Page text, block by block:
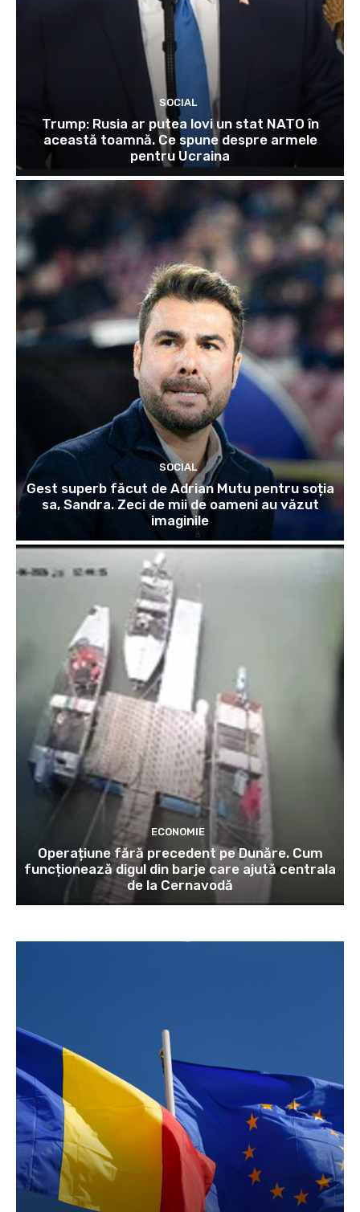
SOCIAL
Trump: Rusia ar putea lovi un stat NATO în
această toamnă. Ce spune despre armele
pentru Ucraina
SOCIAL
Gest superb făcut de Adrian Mutu pentru soția
sa, Sandra. Zeci de mii de oameni au văzut
imaginile
ECONOMIE
Operațiune fără precedent pe Dunăre. Cum
funcționează digul din barje care ajută centrala
de la Cernavodă